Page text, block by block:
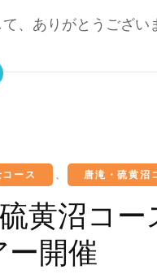
、ありがとうござい
ース 、 唐滝・硫黄沼
黄沼コ
開催